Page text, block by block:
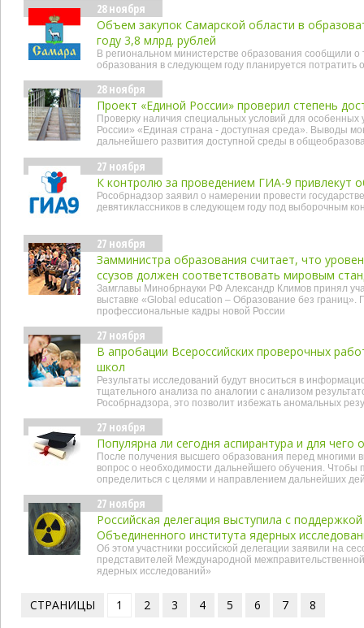
28 ноября
Объем закупок Самарской области в
году 3,8 млрд. рублей
В региональном министерстве образования сообщили о
образования в следующем году планируется потратить
28 ноября
Проект «Единой России» проверил степень
Проверку наличия специальных условий для особенных
России» «Единая страна - доступная среда». Выводы
дальнейшего развития доступной среды в
27 ноября
К контролю за проведением ГИА-9 привлекут
Рособрнадзор заявил о намерении провести
девятиклассников в следующем году под выборочным
27 ноября
Замминистра образования считает, что
ссузов должен соответствовать мировым
Замглавы Минобрнауки РФ Александр Климов принял
выставке «Global education – Образование без границ».
профессиональные кадры новой России
27 ноября
В апробации Всероссийских проверочных
школ
Результаты исследований будут вноситься в
тщательного анализа по аналогии с анализом
Рособрнадзора, это позволит избежать аномальных
27 ноября
Популярна ли сегодня аспирантура и для чего
После получения высшего образования перед многими
вопрос о необходимости дальнейшего обучения. Чтобы
определиться с целями и направлением дальнейших
27 ноября
Российская делегация выступила с
Объединенного института ядерных
Об этом участники российской делегации заявили на
представителей Международной
ядерных исследований»
СТРАНИЦЫ 1 2 3 4 5 6 7 8